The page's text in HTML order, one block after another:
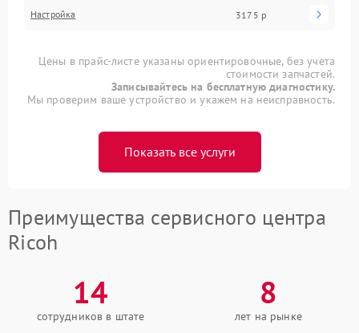
Настройка 3175 р
Цены в прайс-листе указаны ориентировочные, без учета
стоимости запчастей.
Записывайтесь на бесплатную диагностику.
Мы проверим ваше устройство и укажем на неисправность.
Показать все услуги
Преимущества сервисного центра
Ricoh
14
сотрудников в штате
8
лет на рынке